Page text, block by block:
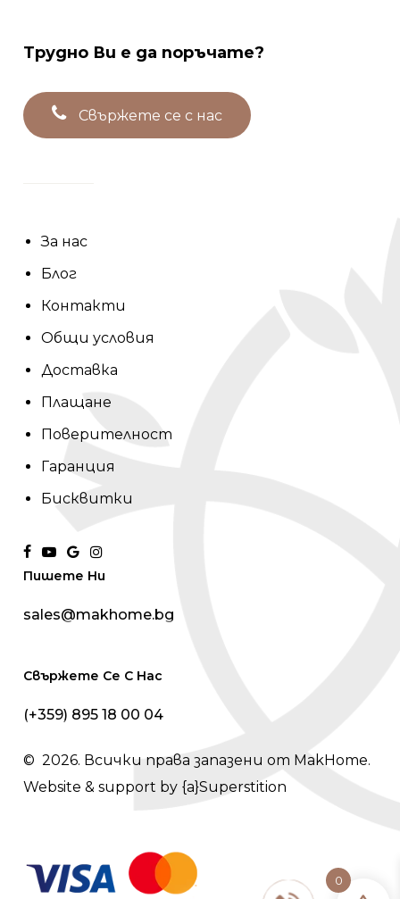
Трудно Ви е да поръчате?
Свържете се с нас
За нас
Блог
Контакти
Общи условия
Доставка
Плащане
Поверителност
Гаранция
Бисквитки
facebook
youtube
google-
plus
instagram
Пишете Ни
sales@makhome.bg
Свържете Се С Нас
(+359) 895 18 00 04
© 2026. Всички права запазени от MakHome.
Website & support by {a}Superstition
0